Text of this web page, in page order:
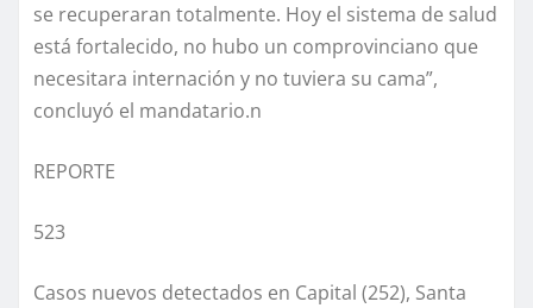
se recuperaran totalmente. Hoy el sistema de salud
está fortalecido, no hubo un comprovinciano que
necesitara internación y no tuviera su cama”,
concluyó el mandatario.n
REPORTE
523
Casos nuevos detectados en Capital (252), Santa